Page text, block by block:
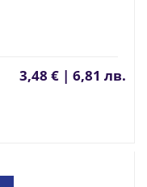
3,48 € | 6,81 лв.